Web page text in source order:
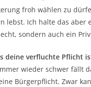
froh wählen zu
lebst. Ich halte das aber
sondern auch ein
deine verfluchte Pflicht
wieder schwer fällt
Bürgerpflicht. Zwar